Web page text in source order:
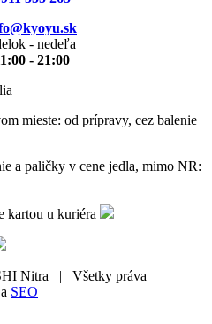
- nedeľa
- 21:00
mieste: od prípravy, cez balenie
a paličky v cene jedla, mimo NR:
u kuriéra
Nitra | Všetky práva
a SEO